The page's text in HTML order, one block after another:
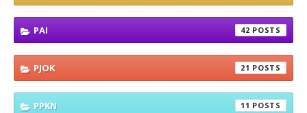
PAI 42
PJOK 21
PPKN 11